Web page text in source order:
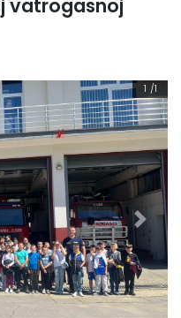
vatrogasnoj
1 /1